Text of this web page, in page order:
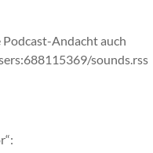
Podcast-Andacht auch
sounds.rss